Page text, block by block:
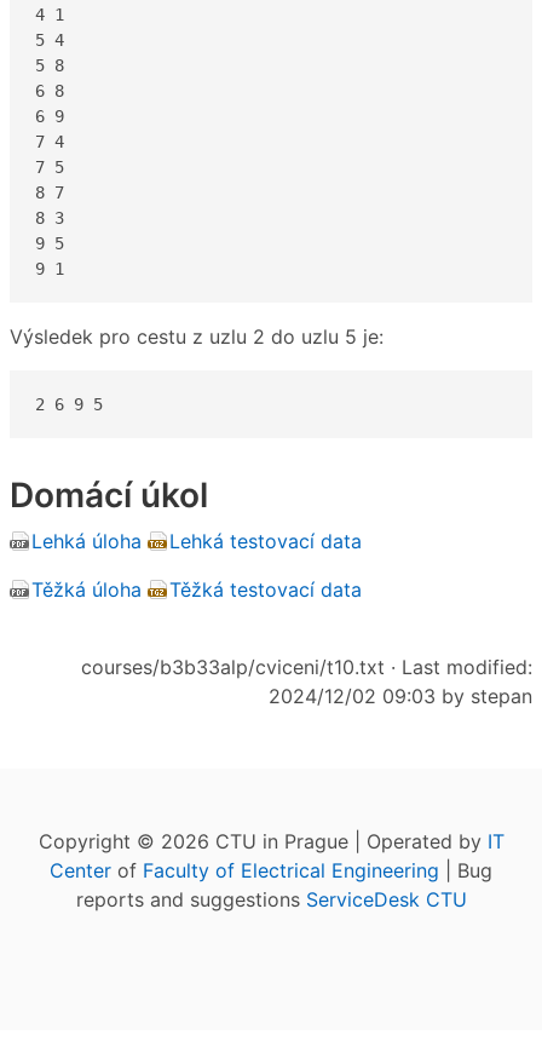
4 1
5 4
5 8
6 8
6 9
7 4
7 5
8 7
8 3
9 5
9 1
Výsledek pro cestu z uzlu 2 do uzlu 5 je:
2 6 9 5
Domácí úkol
Lehká úloha
Lehká testovací data
Těžká úloha
Těžká testovací data
courses/b3b33alp/cviceni/t10.txt · Last modified:
2024/12/02 09:03 by stepan
Copyright © 2026 CTU in Prague | Operated by IT
Center of Faculty of Electrical Engineering | Bug
reports and suggestions ServiceDesk CTU